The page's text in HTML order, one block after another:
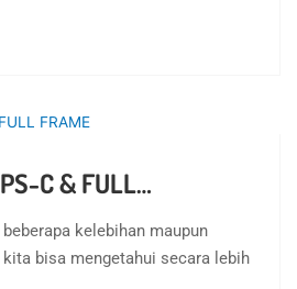
C & FULL…
kelebihan maupun
kita bisa mengetahui secara lebih